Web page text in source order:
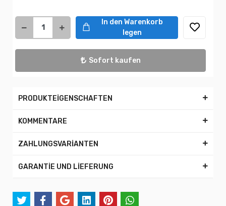
In den Warenkorb
legen
Sofort kaufen
PRODUKTEİGENSCHAFTEN
KOMMENTARE
ZAHLUNGSVARİANTEN
GARANTİE UND LİEFERUNG